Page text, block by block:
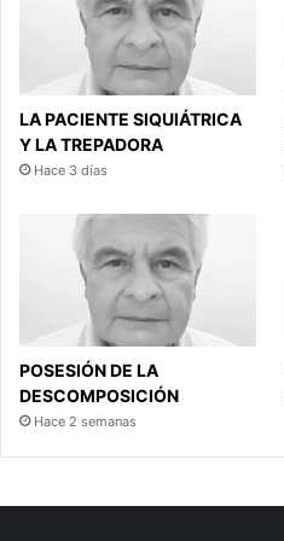
LA PACIENTE SIQUIÁTRICA
Y LA TREPADORA
Hace 3 días
POSESIÓN DE LA
DESCOMPOSICIÓN
Hace 2 semanas